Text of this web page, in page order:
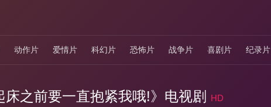
动作片 爱情片 科幻片 恐怖片 战争片 喜剧片 纪录片
床之前要一直抱紧我哦!》电视剧 HD